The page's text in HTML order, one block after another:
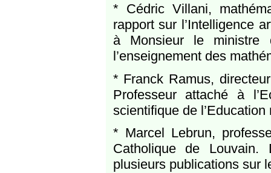
* Cédric Villani,
rapport sur l’Intelligence
à Monsieur le ministre
l’enseignement des
* Franck Ramus,
Professeur attaché à
scientifique de l’Education
* Marcel Lebrun,
Catholique de
plusieurs publications sur